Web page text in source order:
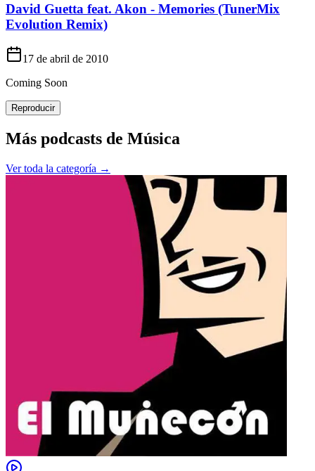
David Guetta feat. Akon - Memories (TunerMix
Evolution Remix)
17 de abril de 2010
Coming Soon
Reproducir
Más podcasts de Música
Ver toda la categoría →